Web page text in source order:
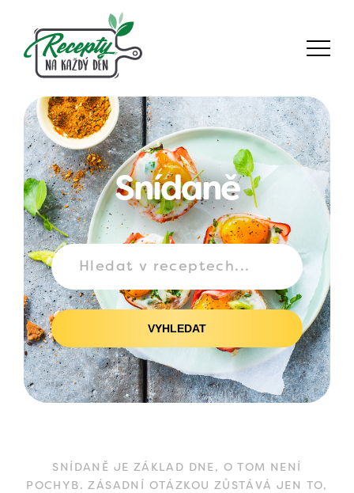
Snídaně
VYHLEDAT
SNÍDANĚ JE ZÁKLAD DNE, O TOM NENÍ
POCHYB. ZÁSADNÍ OTÁZKOU ZŮSTÁVÁ JEN TO,